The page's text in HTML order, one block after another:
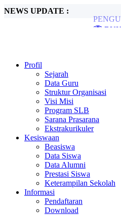
NEWS UPDATE :
🏆
Profil
Sejarah
Data Guru
Struktur Organisasi
Visi Misi
Program SLB
Sarana Prasarana
Ekstrakurikuler
Kesiswaan
Beasiswa
Data Siswa
Data Alumni
Prestasi Siswa
Keterampilan Sekolah
Informasi
Pendaftaran
Download